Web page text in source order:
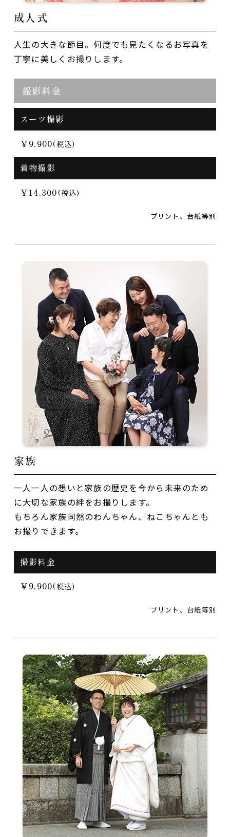
成人式
人生の大きな節目。何度でも見たくなるお写真を
丁寧に美しくお撮りします。
撮影料金
スーツ撮影
￥9,900(税込)
着物撮影
￥14,300(税込)
プリント、台紙等別
家族
一人一人の想いと家族の歴史を今から未来のため
に大切な家族の絆をお撮りします。
もちろん家族同然のわんちゃん、ねこちゃんとも
お撮りできます。
撮影料金
￥9,900(税込)
プリント、台紙等別